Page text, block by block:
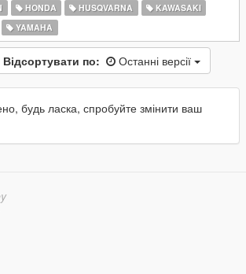
HONDA HUSQVARNA
KAWASAKI
YAMAHA
Відсортувати по: Останні версії
будь ласка, спробуйте змінити ваш